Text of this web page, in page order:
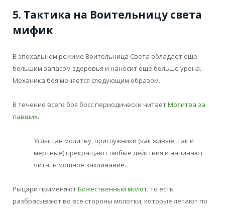
5. Тактика на Воительницу света
мифик
В эпохальном режиме Воительница Света обладает еще
большим запасом здоровья и наносит еще больше урона.
Механика боя меняется следующим образом.
В течение всего боя босс периодически читаетМолитва за
павших.
Услышав молитву, прислужники (как живые, так и
мертвые) прекращают любые действия и начинают
читать мощное заклинание.
Рыцари применяютБожественный молот, то есть
разбрасывают во все стороны молотки, которые летают по